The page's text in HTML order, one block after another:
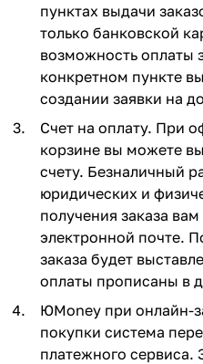
пунктах выдачи
только банковской
возможность оплаты
конкретном пункте
создании заявки на
Счет на оплату. При
корзине вы можете
счету. Безналичный
юридических и
получения заказа
электронной почте.
заказа будет
оплаты прописаны в
ЮMoney при онлайн-
покупки система
платежного сервиса.